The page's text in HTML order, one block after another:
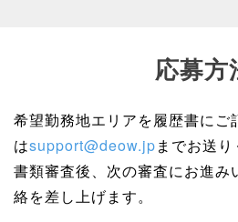
応募方
希望勤務地エリアを履歴書にご
はsupport@deow.jpまでお送り
書類審査後、次の審査にお進み
絡を差し上げます。